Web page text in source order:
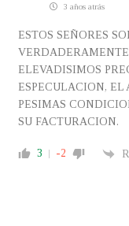
3 años atrás
ESTOS SEÑORES
ELEVADISIMOS
ESPECULACION,
PESIMAS
SU FACTURACION.
3 -2